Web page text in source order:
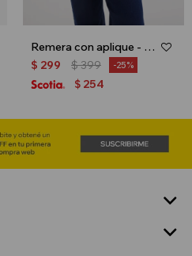
Remera con aplique - Rosa palido
$ 299 $399 25
$ 254